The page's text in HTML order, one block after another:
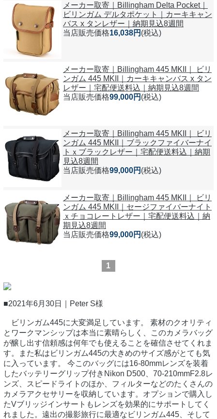
メーカー取寄｜Billingham Delta Pocket｜
ビリンガム デルタポケット｜カーキキャン
バス x タンレザー｜納期見込8週間
当店販売価格16,038円 (税込)
メーカー取寄｜Billingham 445 MKII｜ ビリ
ンガム 445 MKII｜カーキキャンバス x タン
レザー｜宅配便送料込｜納期見込8週間
当店販売価格99,000円 (税込)
メーカー取寄｜Billingham 445 MKII｜ ビリ
ンガム 445 MKII｜ブラックファイバーナイ
トｘブラックレザー｜宅配便送料込｜納期
見込8週間
当店販売価格99,000円 (税込)
メーカー取寄｜Billingham 445 MKII｜ ビリ
ンガム 445 MKII｜セージファイバーナイト
ｘチョコレートレザー｜宅配便送料込｜納
期見込8週間
当店販売価格99,000円 (税込)
1
■2021年6月30日｜Peter S様
ビリンガム445に大変満足しています。 素材のクオリティ
とワークマンシップは本当に素晴らしく、このカメラバッグ
が醸し出す信頼感は何年でも使えることを確信させてくれま
す。また私はビリンガム445の大きめのサイズ感がとても気
に入っています。 今このバッグには16-80mmレンズを装着
したバッテリーグリップ付きNikon D500、70-210mmF2.8レ
ンズ、スピードライトのほか、フィルターなどのたくさんの
カメラアクセサリーを収納しています。オプションで購入し
たVブリッジインサートもレンズを効果的にサポートしてく
れました。遠出の撮影旅行に最適なビリンガム445、そして